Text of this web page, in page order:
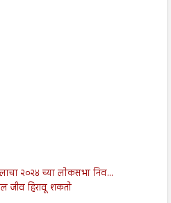
२०२४ च्या लोकसभा निव...
जीव हिरावू शकतो